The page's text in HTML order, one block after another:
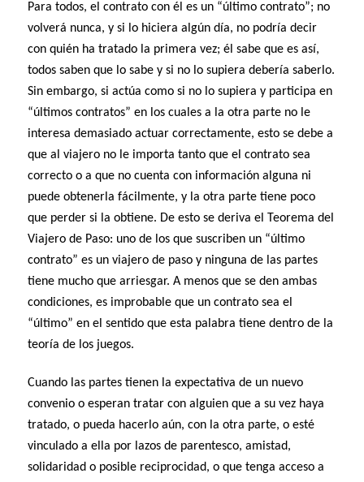
Para todos, el contrato con él es un “último contrato”; no
volverá nunca, y si lo hiciera algún día, no podría decir
con quién ha tratado la primera vez; él sabe que es así,
todos saben que lo sabe y si no lo supiera debería saberlo.
Sin embargo, si actúa como si no lo supiera y participa en
“últimos contratos” en los cuales a la otra parte no le
interesa demasiado actuar correctamente, esto se debe a
que al viajero no le importa tanto que el contrato sea
correcto o a que no cuenta con información alguna ni
puede obtenerla fácilmente, y la otra parte tiene poco
que perder si la obtiene. De esto se deriva el Teorema del
Viajero de Paso: uno de los que suscriben un “último
contrato” es un viajero de paso y ninguna de las partes
tiene mucho que arriesgar. A menos que se den ambas
condiciones, es improbable que un contrato sea el
“último” en el sentido que esta palabra tiene dentro de la
teoría de los juegos.
Cuando las partes tienen la expectativa de un nuevo
convenio o esperan tratar con alguien que a su vez haya
tratado, o pueda hacerlo aún, con la otra parte, o esté
vinculado a ella por lazos de parentesco, amistad,
solidaridad o posible reciprocidad, o que tenga acceso a